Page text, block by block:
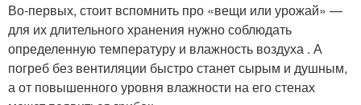
Во-первых, стоит вспомнить про «вещи или урожай» —
для их длительного хранения нужно соблюдать
определенную температуру и влажность воздуха . А
погреб без вентиляции быстро станет сырым и душным,
а от повышенного уровня влажности на его стенах